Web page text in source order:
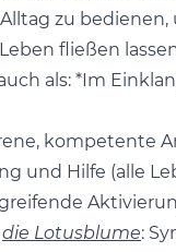
zu
fließen
als: *Im
kompetente
und Hilfe (alle
die Lotusblume: